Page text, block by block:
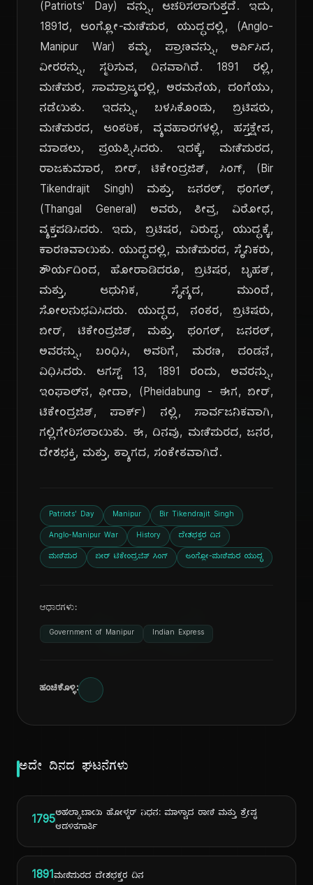
ದಿ
(Patriots' Day) ವನ್ನು, ಆಚರಿಸಲಾಗುತ್ತದೆ. ಇದು,
1891ರ, ಆಂಗ್ಲೋ-ಮಣಿಪುರ, ಯುದ್ಧದಲ್ಲಿ, (Anglo-
Manipur War) ತಮ್ಮ, ಪ್ರಾಣವನ್ನು, ಅರ್ಪಿಸಿದ,
ವೀರರನ್ನು, ಸ್ಮರಿಸುವ, ದಿನವಾಗಿದೆ. 1891 ರಲ್ಲಿ,
ಮಣಿಪುರ, ಸಾಮ್ರಾಜ್ಯದಲ್ಲಿ, ಅರಮನೆಯ, ದಂಗೆಯು,
ನಡೆಯಿತು. ಇದನ್ನು, ಬಳಸಿಕೊಂಡು, ಬ್ರಿಟಿಷರು,
ಮಣಿಪುರದ, ಆಂತರಿಕ, ವ್ಯವಹಾರಗಳಲ್ಲಿ, ಹಸ್ತಕ್ಷೇಪ,
ಮಾಡಲು, ಪ್ರಯತ್ನಿಸಿದರು. ಇದಕ್ಕೆ, ಮಣಿಪುರದ,
ರಾಜಕುಮಾರ, ಬೀರ್, ಟಿಕೇಂದ್ರಜಿತ್, ಸಿಂಗ್, (Bir
Tikendrajit Singh) ಮತ್ತು, ಜನರಲ್, ಥಂಗಲ್,
(Thangal General) ಅವರು, ತೀವ್ರ, ವಿರೋಧ,
ವ್ಯಕ್ತಪಡಿಸಿದರು. ಇದು, ಬ್ರಿಟಿಷರ, ವಿರುದ್ಧ, ಯುದ್ಧಕ್ಕೆ,
ಕಾರಣವಾಯಿತು. ಯುದ್ಧದಲ್ಲಿ, ಮಣಿಪುರದ, ಸೈನಿಕರು,
ಶೌರ್ಯದಿಂದ, ಹೋರಾಡಿದರೂ, ಬ್ರಿಟಿಷರ, ಬೃಹತ್,
ಮತ್ತು, ಆಧುನಿಕ, ಸೈನ್ಯದ, ಮುಂದೆ,
ಸೋಲನುಭವಿಸಿದರು. ಯುದ್ಧದ, ನಂತರ, ಬ್ರಿಟಿಷರು,
ಬೀರ್, ಟಿಕೇಂದ್ರಜಿತ್, ಮತ್ತು, ಥಂಗಲ್, ಜನರಲ್,
ಅವರನ್ನು, ಬಂಧಿಸಿ, ಅವರಿಗೆ, ಮರಣ, ದಂಡನೆ,
ವಿಧಿಸಿದರು. ಆಗಸ್ಟ್ 13, 1891 ರಂದು, ಅವರನ್ನು,
ಇಂಫಾಲ್‌ನ, ಫೀದಾ, (Pheidabung - ಈಗ, ಬೀರ್,
ಟಿಕೇಂದ್ರಜಿತ್, ಪಾರ್ಕ್) ನಲ್ಲಿ, ಸಾರ್ವಜನಿಕವಾಗಿ,
ಗಲ್ಲಿಗೇರಿಸಲಾಯಿತು. ಈ, ದಿನವು, ಮಣಿಪುರದ, ಜನರ,
ದೇಶಭಕ್ತಿ, ಮತ್ತು, ತ್ಯಾಗದ, ಸಂಕೇತವಾಗಿದೆ.
Patriots' Day Manipur Bir Tikendrajit Singh
Anglo-Manipur War History ದೇಶಭಕ್ತರ ದಿನ
ಮಣಿಪುರ ಬೀರ್ ಟಿಕೇಂದ್ರಜಿತ್ ಸಿಂಗ್ ಆಂಗ್ಲೋ-ಮಣಿಪುರ ಯುದ್ಧ
ಆಧಾರಗಳು:
Government of Manipur Indian Express
ಹಂಚಿಕೊಳ್ಳಿ:
ಅದೇ ದಿನದ ಘಟನೆಗಳು
1795ಅಹಲ್ಯಾಬಾಯಿ ಹೋಳ್ಕರ್ ನಿಧನ: ಮಾಳ್ವಾದ ರಾಣಿ ಮತ್ತು ಶ್ರೇಷ್ಠ
ಆಡಳಿತಗಾರ್ತಿ
1891ಮಣಿಪುರದ ದೇಶಭಕ್ತರ ದಿನ